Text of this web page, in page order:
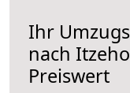
Ihr
nach
Preiswert